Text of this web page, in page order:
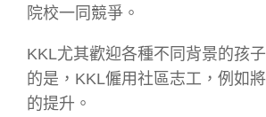
院校一同競爭。
KKL尤其歡迎各種不同背景的孩
的是，KKL僱用社區志工，例如
的提升。